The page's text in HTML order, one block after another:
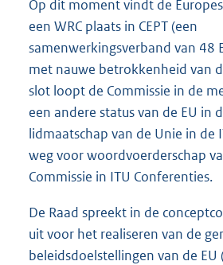
Op dit moment vindt de
een WRC plaats in CEPT (een
samenwerkingsverband van 48
met nauwe betrokkenheid van
slot loopt de Commissie in de
een andere status van de EU in
lidmaatschap van de Unie in de
weg voor woordvoerderschap
Commissie in ITU Conferenties.
De Raad spreekt in de
uit voor het realiseren van de
beleidsdoelstellingen van de EU